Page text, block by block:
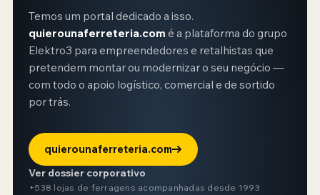
Temos um portal dedicado a isso.
quierounaferreteria.com é a plataforma do grupo
Elektro3 para empreendedores e retalhistas que
pretendem montar ou modernizar o seu negócio —
com todo o apoio logístico, comercial e de sortido
por trás.
quierounaferreteria.com
Ver dossier corporativo
+538 lojas de ferragens acompanhadas desde 1993